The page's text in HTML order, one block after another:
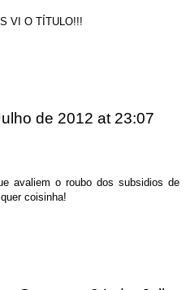
VI O TÍTULO!!!
de 2012 at 23:07
avaliem o roubo dos subsidios de
coisinha!